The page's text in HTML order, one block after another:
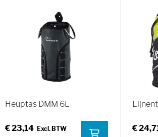
Heuptas DMM 6L
€ 23,14 €